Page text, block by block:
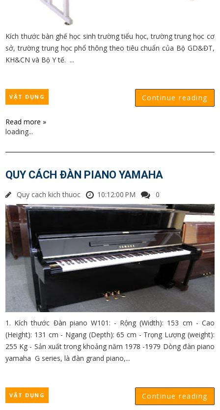
Kích thước bàn ghế học sinh trường tiểu học, trường trung học cơ
sở, trường trung học phổ thông theo tiêu chuẩn của Bộ GD&ĐT,
KH&CN và Bộ Y tế. ...
Continue reading
VẬT DỤNG
Read more »
loading...
QUY CÁCH ĐÀN PIANO YAMAHA
Quy cach kich thuoc 10:12:00 PM 0
1. Kích thước Đàn piano W101: - Rộng (Width): 153 cm - Cao
(Height): 131 cm - Ngang (Depth): 65 cm - Trọng Lượng (weight):
255 Kg - Sản xuất trong khoảng năm 1978 -1979 Dòng đàn piano
yamaha G series, là đàn grand piano,...
Continue reading
VẬT DỤNG